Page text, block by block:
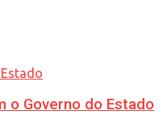
o Governo do Estado